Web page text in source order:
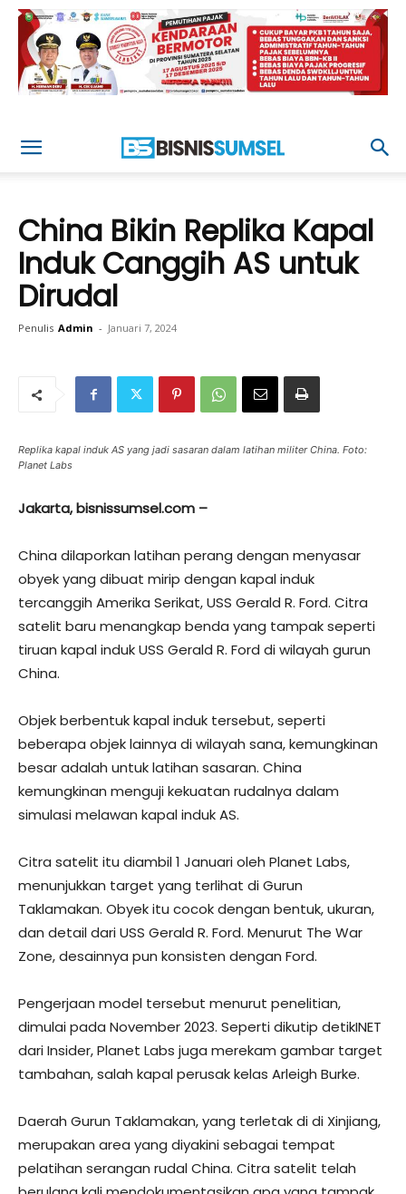
China Bikin Replika Kapal
Induk Canggih AS untuk
Dirudal
Penulis Admin - Januari 7, 2024
Replika kapal induk AS yang jadi sasaran dalam latihan militer China. Foto:
Planet Labs
Jakarta, bisnissumsel.com –
China dilaporkan latihan perang dengan menyasar
obyek yang dibuat mirip dengan kapal induk
tercanggih Amerika Serikat, USS Gerald R. Ford. Citra
satelit baru menangkap benda yang tampak seperti
tiruan kapal induk USS Gerald R. Ford di wilayah gurun
China.
Objek berbentuk kapal induk tersebut, seperti
beberapa objek lainnya di wilayah sana, kemungkinan
besar adalah untuk latihan sasaran. China
kemungkinan menguji kekuatan rudalnya dalam
simulasi melawan kapal induk AS.
Citra satelit itu diambil 1 Januari oleh Planet Labs,
menunjukkan target yang terlihat di Gurun
Taklamakan. Obyek itu cocok dengan bentuk, ukuran,
dan detail dari USS Gerald R. Ford. Menurut The War
Zone, desainnya pun konsisten dengan Ford.
Pengerjaan model tersebut menurut penelitian,
dimulai pada November 2023. Seperti dikutip detikINET
dari Insider, Planet Labs juga merekam gambar target
tambahan, salah kapal perusak kelas Arleigh Burke.
Daerah Gurun Taklamakan, yang terletak di di Xinjiang,
merupakan area yang diyakini sebagai tempat
pelatihan serangan rudal China. Citra satelit telah